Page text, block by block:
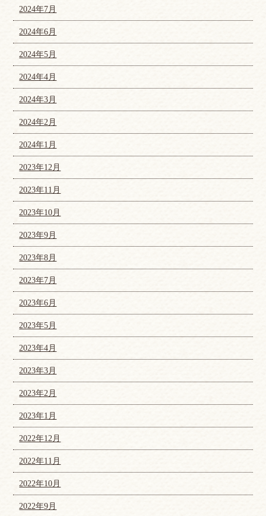
2024年7月
2024年6月
2024年5月
2024年4月
2024年3月
2024年2月
2024年1月
2023年12月
2023年11月
2023年10月
2023年9月
2023年8月
2023年7月
2023年6月
2023年5月
2023年4月
2023年3月
2023年2月
2023年1月
2022年12月
2022年11月
2022年10月
2022年9月